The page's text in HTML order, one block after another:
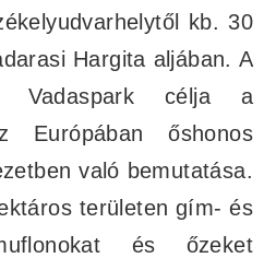
kb. 30
Hargita aljában. A
Vadaspark célja a
Európában őshonos
való bemutatása.
területen gím- és
és őzeket